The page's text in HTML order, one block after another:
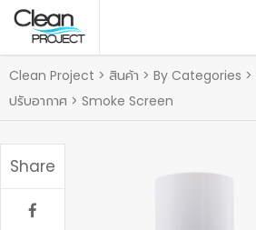
Clean Project > สินค้า > By Categories >
ปรับอากาศ > Smoke Screen
Share